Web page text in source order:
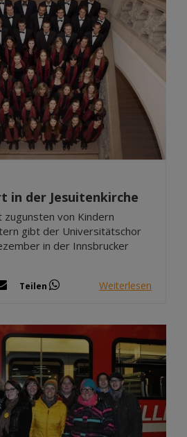
in der Jesuitenkirche
zugunsten von Kindern
gibt der Universitätschor
in der Innsbrucker
Teilen Weiterlesen